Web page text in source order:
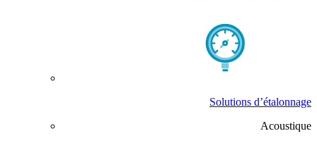
Solutions d’étalonnage
Acoustique